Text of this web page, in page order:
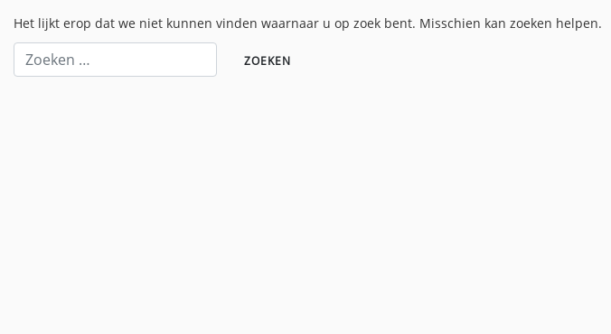
Het lijkt erop dat we niet kunnen vinden waarnaar u op zoek bent. Misschien kan zoeken helpen.